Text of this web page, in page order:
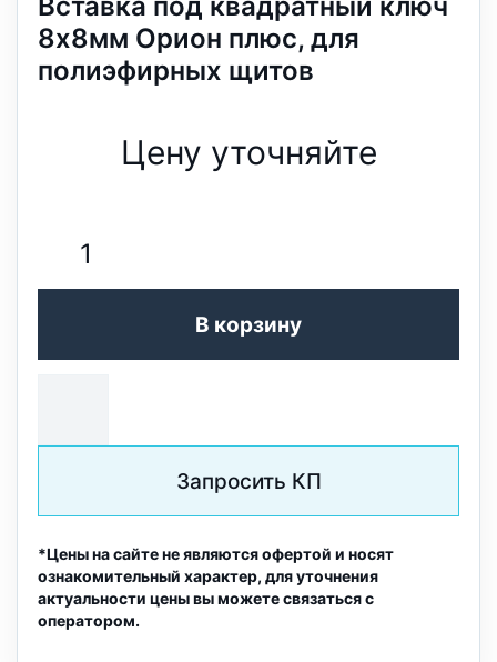
8х8мм Орион плюс, для
полиэфирных щитов
Цену уточняйте
В корзину
Запросить КП
*Цены на сайте не являются офертой и носят
ознакомительный характер, для уточнения
актуальности цены вы можете связаться с
оператором.